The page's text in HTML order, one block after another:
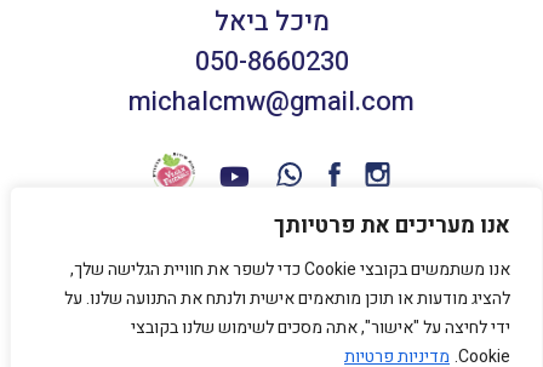
אנו מעריכים את פרטיותך
אנו משתמשים בקובצי Cookie כדי לשפר את חוויית הגלישה שלך,
להציג מודעות או תוכן מותאמים אישית ולנתח את התנועה שלנו. על
ידי לחיצה על "אישור", אתה מסכים לשימוש שלנו בקובצי
Cookie. מדיניות פרטיות
מיכל ביאל
050-8660230
michalcmw@gmail.com
תנאי שימוש באתר
מדיניות פרטיות